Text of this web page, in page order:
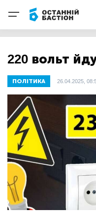
220 вольт
ПОЛІТИКА 26.04.2025,